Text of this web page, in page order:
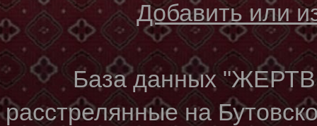
Добавить или
База данных
расстрелянные на